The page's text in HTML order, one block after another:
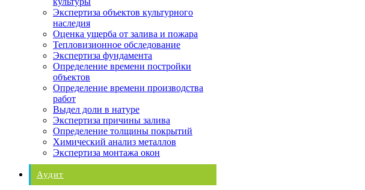
Экспертиза объектов культурного
наследия
Оценка ущерба от залива и пожара
Тепловизионное обследование
Экспертиза фундамента
Определение времени постройки
объектов
Определение времени производства
работ
Выдел доли в натуре
Экспертиза причины залива
Определение толщины покрытий
Химический анализ металлов
Экспертиза монтажа окон
Аудит